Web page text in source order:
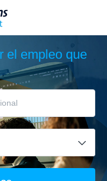
el empleo que